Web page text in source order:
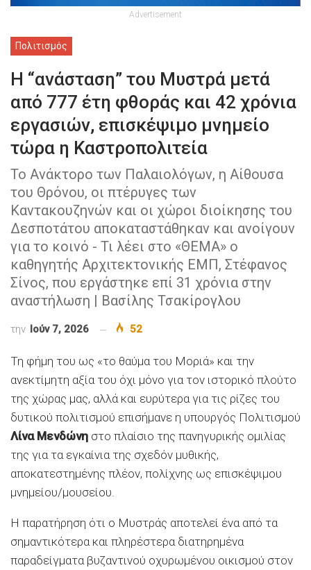
Advertisement
Πολιτισμός
Η “ανάσταση” του Μυστρά μετά
από 777 έτη φθοράς και 42 χρόνια
εργασιών, επισκέψιμο μνημείο
τώρα η Καστροπολιτεία
Το Ανάκτορο των Παλαιολόγων, η Αίθουσα
του Θρόνου, οι πτέρυγες των
Καντακουζηνών και οι χώροι διοίκησης του
Δεσποτάτου αποκαταστάθηκαν και ανοίγουν
για το κοινό - Τι λέει στο «ΘΕΜΑ» ο
καθηγητής Αρχιτεκτονικής ΕΜΠ, Στέφανος
Σίνος, που εργάστηκε επί 31 χρόνια στην
αναστήλωση | Βασίλης Τσακίρογλου
την Ιούν 7, 2026 52
Τη φήμη του ως «το θαύμα του Μοριά» και την
ανεκτίμητη αξία του όχι μόνο για τον ιστορικό πλούτο
της χώρας μας, αλλά και ευρύτερα για τις ρίζες του
δυτικού πολιτισμού επισήμανε η υπουργός Πολιτισμού
Λίνα Μενδώνη στο πλαίσιο της πανηγυρικής ομιλίας
της για τα εγκαίνια της σχεδόν μυθικής,
αποκατεστημένης πλέον, πολίχνης ως επισκέψιμου
μνημείου/μουσείου.
Η παρατήρηση ότι ο Μυστράς αποτελεί ένα από τα
σημαντικότερα και πληρέστερα διατηρημένα
παραδείγματα βυζαντινού οχυρωμένου οικισμού στον